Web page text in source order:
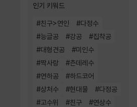
인기 키워드
#친구>연인 #다정수
#능글공 #강공 #집착공
#대형견공 #미인수
#짝사랑 #츤데레수
#연하공 #하드코어
#상처수 #현대물 #다정공
#고수위 #친구 #연상수